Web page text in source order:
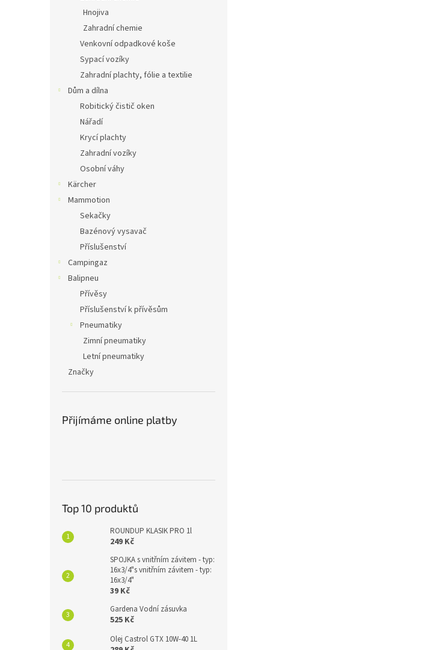
Hnojiva
Zahradní chemie
Venkovní odpadkové koše
Sypací vozíky
Zahradní plachty, fólie a textilie
Dům a dílna
Robitický čistič oken
Nářadí
Krycí plachty
Zahradní vozíky
Osobní váhy
Kärcher
Mammotion
Sekačky
Bazénový vysavač
Příslušenství
Campingaz
Balipneu
Přívěsy
Příslušenství k přívěsům
Pneumatiky
Zimní pneumatiky
Letní pneumatiky
Značky
Přijímáme online platby
Top 10 produktů
ROUNDUP KLASIK PRO 1l
249 Kč
SPOJKA s vnitřním závitem - typ:
16x3/4"s vnitřním závitem - typ:
16x3/4"
39 Kč
Gardena Vodní zásuvka
525 Kč
Olej Castrol GTX 10W-40 1L